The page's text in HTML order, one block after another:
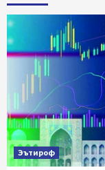
Эътироф